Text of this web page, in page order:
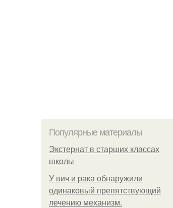
Популярные материалы
Экстернат в старших классах
школы
У вич и рака обнаружили
одинаковый препятствующий
лечению механизм.